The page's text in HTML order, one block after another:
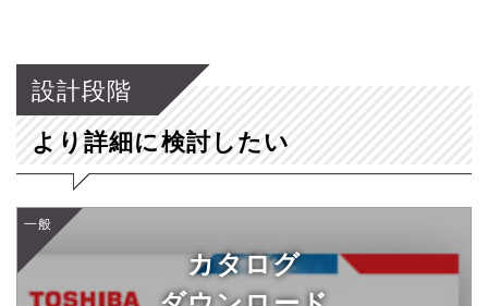
設計段階
より詳細に検討したい
カタログ
一般